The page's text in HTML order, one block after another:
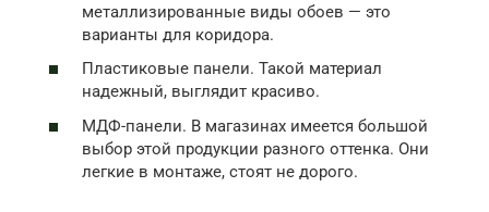
металлизированные виды обоев — это
варианты для коридора.
Пластиковые панели. Такой материал
надежный, выглядит красиво.
МДФ-панели. В магазинах имеется большой
выбор этой продукции разного оттенка. Они
легкие в монтаже, стоят не дорого.